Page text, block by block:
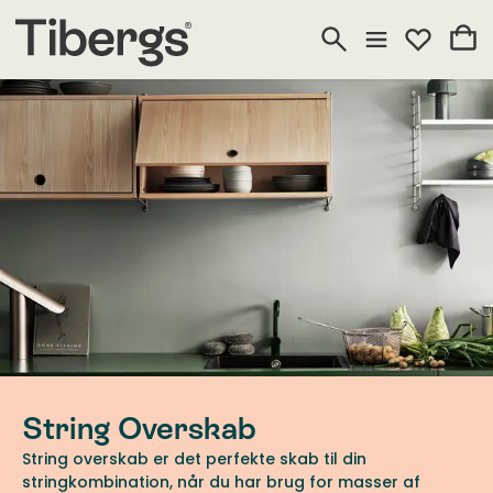
String Overskab
String overskab er det perfekte skab til din
stringkombination, når du har brug for masser af